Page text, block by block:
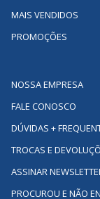
MAIS VENDIDOS
PROMOÇÕES
NOSSA EMPRESA
FALE CONOSCO
DÚVIDAS +
TROCAS E
ASSINAR
PROCUROU E NÃO